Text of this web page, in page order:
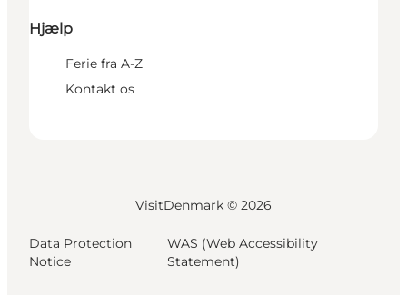
Hjælp
Ferie fra A-Z
Kontakt os
VisitDenmark © 2026
Data Protection
Notice
WAS (Web Accessibility
Statement)